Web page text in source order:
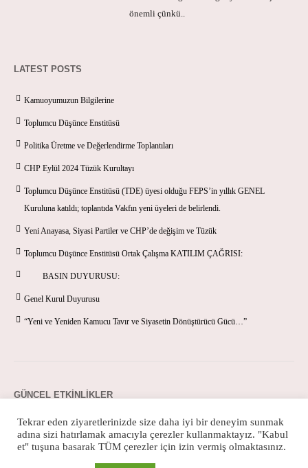
önemli çünkü..
LATEST POSTS
Kamuoyumuzun Bilgilerine
Toplumcu Düşünce Enstitüsü
Politika Üretme ve Değerlendirme Toplantıları
CHP Eylül 2024 Tüzük Kurultayı
Toplumcu Düşünce Enstitüsü (TDE) üyesi olduğu FEPS’in yıllık GENEL
Kuruluna katıldı; toplantıda Vakfın yeni üyeleri de belirlendi.
Yeni Anayasa, Siyasi Partiler ve CHP’de değişim ve Tüzük
Toplumcu Düşünce Enstitüsü Ortak Çalışma KATILIM ÇAĞRISI:
BASIN DUYURUSU:
Genel Kurul Duyurusu
“Yeni ve Yeniden Kamucu Tavır ve Siyasetin Dönüştürücü Gücü…”
GÜNCEL ETKINLIKLER
Tekrar eden ziyaretlerinizde size daha iyi bir deneyim sunmak
adına sizi hatırlamak amacıyla çerezler kullanmaktayız. "Kabul
et" tuşuna basarak TÜM çerezler için izin vermiş olmaktasınız.